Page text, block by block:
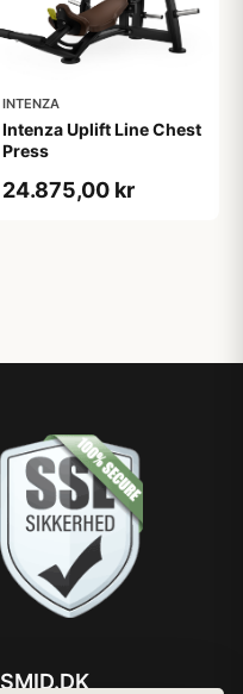
INTENZA
Intenza Uplift Line Chest
Press
24.875,00 kr
SMID.DK